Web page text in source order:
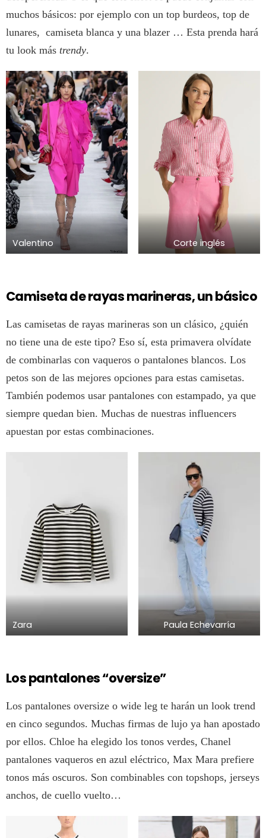
muchos básicos: por ejemplo con un top burdeos, top de
lunares, camiseta blanca y una blazer … Esta prenda hará
tu look más trendy.
Valentino Corte inglés
Camiseta de rayas marineras, un básico
Las camisetas de rayas marineras son un clásico, ¿quién
no tiene una de este tipo? Eso sí, esta primavera olvídate
de combinarlas con vaqueros o pantalones blancos. Los
petos son de las mejores opciones para estas camisetas.
También podemos usar pantalones con estampado, ya que
siempre quedan bien. Muchas de nuestras influencers
apuestan por estas combinaciones.
Zara Paula Echevarría
Los pantalones “oversize”
Los pantalones oversize o wide leg te harán un look trend
en cinco segundos. Muchas firmas de lujo ya han apostado
por ellos. Chloe ha elegido los tonos verdes, Chanel
pantalones vaqueros en azul eléctrico, Max Mara prefiere
tonos más oscuros. Son combinables con topshops, jerseys
anchos, de cuello vuelto…